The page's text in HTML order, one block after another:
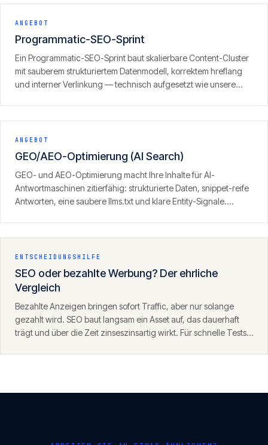
ANGEBOT
Programmatic-SEO-Sprint
Ein Programmatic-SEO-Sprint baut skalierbare Content-Cluster
mit sauberem strukturiertem Datenmodell, korrektem hreflang
und interner Verlinkung — technisch aufgesetzt wie unsere
ANGEBOT
GEO/AEO-Optimierung (AI Search)
GEO- und AEO-Optimierung macht Ihre Inhalte für AI-
Antwortmaschinen zitierfähig: strukturierte Daten, snippet-reife
Antworten, eine saubere llms.txt und klare Entity-Signale.
ENTSCHEIDUNGSHILFE
SEO oder bezahlte Werbung? Der ehrliche
Vergleich
Bezahlte Anzeigen bringen sofort Traffic, aber nur solange
gezahlt wird. SEO baut langsam ein Asset auf, das dauerhaft
trägt und über die Zeit zinseszinsartig wirkt. Für schnelle Tests